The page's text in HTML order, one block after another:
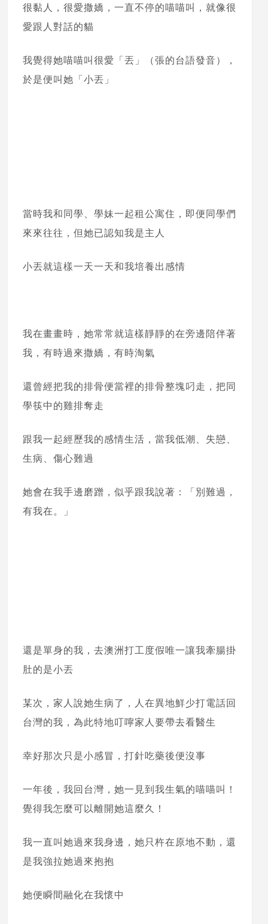
很黏人，很愛撒嬌，一直不停的喵喵叫，就像很
愛跟人對話的貓
我覺得她喵喵叫很愛「丟」（張的台語發音），
於是便叫她「小丟」
當時我和同學、學妹一起租公寓住，即便同學們
來來往往，但她已認知我是主人
小丟就這樣一天一天和我培養出感情
我在畫畫時，她常常就這樣靜靜的在旁邊陪伴著
我，有時過來撒嬌，有時淘氣
還曾經把我的排骨便當裡的排骨整塊叼走，把同
學筷中的雞排奪走
跟我一起經歷我的感情生活，當我低潮、失戀、
生病、傷心難過
她會在我手邊磨蹭，似乎跟我說著：「別難過，
有我在。」
還是單身的我，去澳洲打工度假唯一讓我牽腸掛
肚的是小丟
某次，家人說她生病了，人在異地鮮少打電話回
台灣的我，為此特地叮嚀家人要帶去看醫生
幸好那次只是小感冒，打針吃藥後便沒事
一年後，我回台灣，她一見到我生氣的喵喵叫！
覺得我怎麼可以離開她這麼久！
我一直叫她過來我身邊，她只杵在原地不動，還
是我強拉她過來抱抱
她便瞬間融化在我懷中